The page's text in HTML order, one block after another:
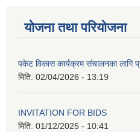
योजना तथा परियोजना
पकेट विकास कार्यक्रम संचालनका लागि
मिति: 02/04/2026 - 13:19
INVITATION FOR BIDS
मिति: 01/12/2025 - 10:41